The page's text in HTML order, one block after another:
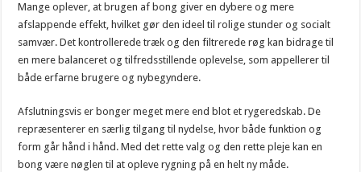
Mange oplever, at brugen af bong giver en dybere og mere
afslappende effekt, hvilket gør den ideel til rolige stunder og socialt
samvær. Det kontrollerede træk og den filtrerede røg kan bidrage til
en mere balanceret og tilfredsstillende oplevelse, som appellerer til
både erfarne brugere og nybegyndere.
Afslutningsvis er bonger meget mere end blot et rygeredskab. De
repræsenterer en særlig tilgang til nydelse, hvor både funktion og
form går hånd i hånd. Med det rette valg og den rette pleje kan en
bong være nøglen til at opleve rygning på en helt ny måde.